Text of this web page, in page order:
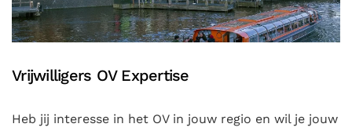
Vrijwilligers OV Expertise
Heb jij interesse in het OV in jouw regio en wil je jouw